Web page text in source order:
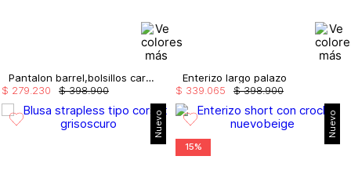
Pantalon barrel,bolsillos cargo
$ 398.900
$ 279 230
Enterizo largo palazo
$ 398.900
$ 339 065
Nuevo Nuevo
15%